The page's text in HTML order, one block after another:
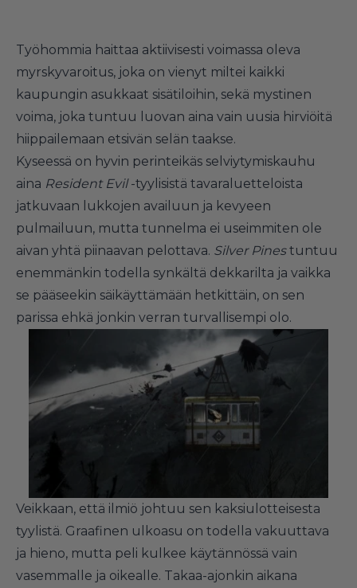
Työhommia haittaa aktiivisesti voimassa oleva
myrskyvaroitus, joka on vienyt miltei kaikki
kaupungin asukkaat sisätiloihin, sekä mystinen
voima, joka tuntuu luovan aina vain uusia hirviöitä
hiippailemaan etsivän selän taakse.
Kyseessä on hyvin perinteikäs selviytymiskauhu
aina Resident Evil-tyylisistä tavaraluetteloista
jatkuvaan lukkojen availuun ja kevyeen
pulmailuun, mutta tunnelma ei useimmiten ole
aivan yhtä piinaavan pelottava. Silver Pinestuntuu
enemmänkin todella synkältä dekkarilta ja vaikka
se pääseekin säikäyttämään hetkittäin, on sen
parissa ehkä jonkin verran turvallisempi olo.
Veikkaan, että ilmiö johtuu sen kaksiulotteisesta
tyylistä. Graafinen ulkoasu on todella vakuuttava
ja hieno, mutta peli kulkee käytännössä vain
vasemmalle ja oikealle. Takaa-ajonkin aikana